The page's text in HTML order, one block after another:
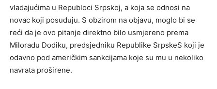
vladajućima u Republoci Srpskoj, a koja se odnosi na
novac koji posuđuju. S obzirom na objavu, moglo bi se
reći da je ovo pitanje direktno bilo usmjereno prema
Miloradu Dodiku, predsjedniku Republike SrpskeS koji je
odavno pod američkim sankcijama koje su mu u nekoliko
navrata proširene.